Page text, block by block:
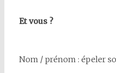
Et vous ?
Nom / prénom : épeler